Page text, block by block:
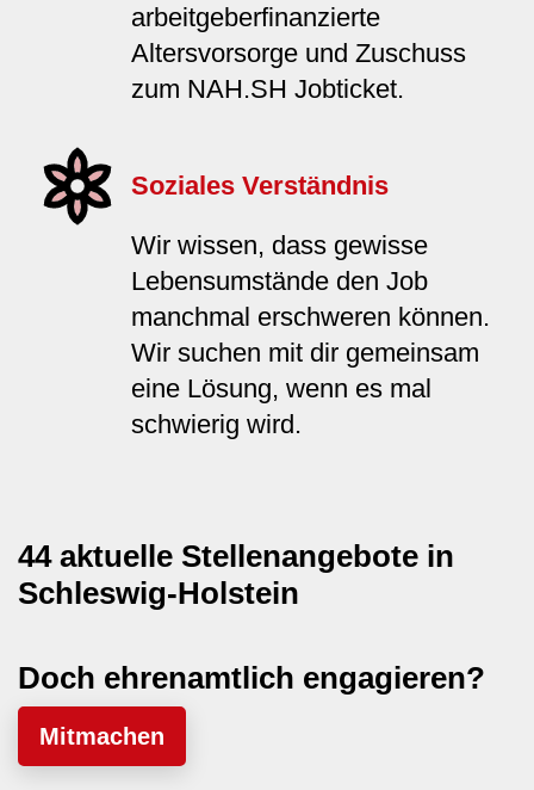
arbeitgeberfinanzierte
Altersvorsorge und Zuschuss
zum NAH.SH Jobticket.
Soziales Verständnis
Wir wissen, dass gewisse
Lebensumstände den Job
manchmal erschweren können.
Wir suchen mit dir gemeinsam
eine Lösung, wenn es mal
schwierig wird.
44 aktuelle Stellenangebote in
Schleswig-Holstein
Doch ehrenamtlich engagieren?
Mitmachen